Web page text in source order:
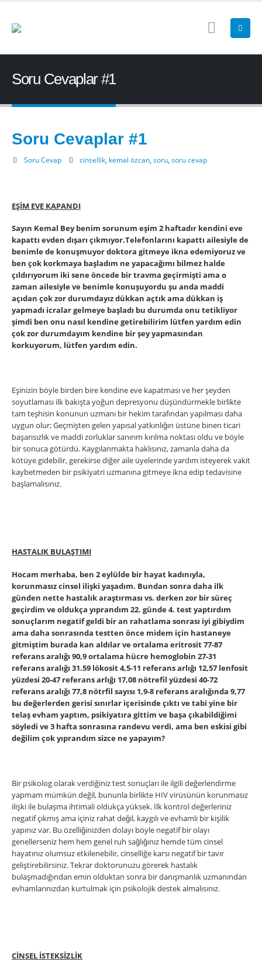
Soru Cevaplar #1
Soru Cevaplar #1
Soru Cevap cinsellik kemal özcan ,soru ,soru cevap
EŞİM EVE KAPANDI
Sayın Kemal Bey benim sorunum eşim 2 haftadır kendini eve
kapattı evden dışarı çıkmıyor.Telefonlarını kapattı ailesiyle de
benimle de konuşmuyor doktora gitmeye ikna edemiyoruz ve
ben çok korkmaya başladım ne yapacağımı bilmez halde
çıldırıyorum iki sene öncede bir travma geçirmişti ama o
zaman ailesiyle ve benimle konuşuyordu şu anda maddi
açıdan çok zor durumdayız dükkan açtık ama dükkan iş
yapmadı icralar gelmeye başladı bu durumda onu tetikliyor
şimdi ben onu nasıl kendine getirebilirim lütfen yardım edin
çok zor durumdayım kendine bir şey yapmasından
korkuyorum, lütfen yardım edin.
Eşinizin böyle birden bire kendine eve kapatması ve her şeyden
soyutlaması ilk bakışta yoğun depresyonu düşündürmekle birlikte
tam teşhisin konunun uzmanı bir hekim tarafından yapılması daha
uygun olur; Geçmişten gelen yapısal yatkınlıǧın üstüne binen ticari
başarısızlık ve maddi zorluklar sanırım kırılma noktası oldu ve böyle
bir sonuca götürdü. Kaygılanmakta haklısınız, zamanla daha da
kötüye gidebilir, gerekirse diğer aile üyelerinde yardım isteyerek vakit
kaybetmeden bir psikiyatri uzmanına gitmeye ikna edip tedavisine
başlamalısınız.
HASTALIK BULAŞTIMI
Hocam merhaba, ben 2 eylülde bir hayat kadınıyla,
korunmasız cinsel ilişki yaşadım. Bundan sonra daha ilk
günden nette hastalık araştırması vs. derken zor bir süreç
geçirdim ve oldukça yıprandım 22. günde 4. test yaptırdım
sonuçlarım negatif geldi bir an rahatlama sonrası iyi gibiydim
ama daha sonrasında testten önce midem için hastaneye
gitmiştim burada kan aldılar ve ortalama eritrosit 77-87
referans aralığı 90,9 ortalama hücre hemoglobin 27-31
referans aralığı 31.59 lökosit 4,5-11 referans arlığı 12,57 lenfosit
yüzdesi 20-47 referans arlığı 17,08 nötrefil yüzdesi 40-72
referans aralığı 77,8 nötrfil sayısı 1,9-8 referans aralığında 9,77
bu değerlerden gerisi sınırlar içerisinde çıktı ve tabi yine bir
telaş evham yaptım, psikiyatıra gittim ve başa çıkabildiğimi
söyledi ve 3 hafta sonrasına randevu verdi, ama ben eskisi gibi
değilim çok yıprandım sizce ne yapayım?
Bir psikolog olarak verdiğiniz test sonuçları ile ilgili değerlendirme
yapmam mümkün değil, bununla birlikte HIV virüsünün korunmasız
ilişki ile bulaşma ihtimali oldukça yüksek. İlk kontrol değerleriniz
negatif çıkmış ama içiniz rahat deǧil, kaygılı ve evhamlı bir kişilik
yapınız var. Bu özelliǧinizden dolayı böyle negatif bir olayı
genellerseniz hem hem genel ruh saǧlıǧınız hemde tüm cinsel
hayatınız olumsuz etkilenebilir, cinselliğe karsı negatif bir tavır
geliştirebilirsiniz. Tekrar doktorunuzu görerek hastalık
bulaşmadığından emin olduktan sonra bir danışmanlık uzmanından
evhamlarınızdan kurtulmak için psikolojik destek almalısınız.
CİNSEL İSTEKSİZLİK